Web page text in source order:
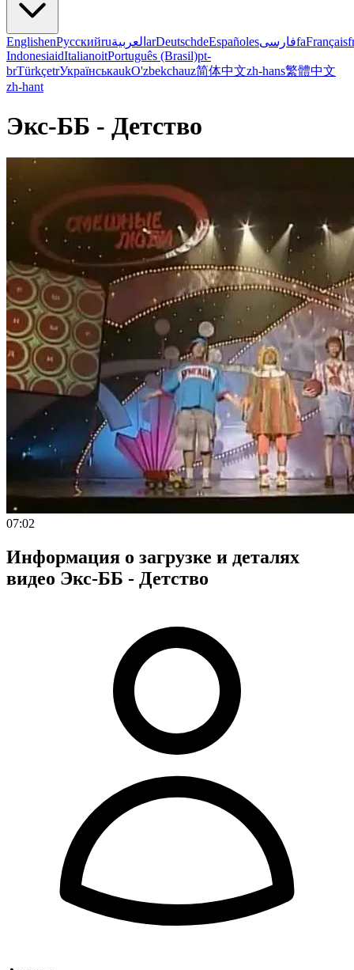
EnglishenРусскийruالعربية arDeutschdeEspañolesفارسیfaFrançais
IndonesiaidItalianoitPortuguês (Brasil)pt-
brTürkçetrУкраїнськаukO'zbekchauz简体中文zh-hans繁體中文
zh-hant
Экс-ББ - Детство
07:02
Информация о загрузке и деталях
видео Экс-ББ - Детство